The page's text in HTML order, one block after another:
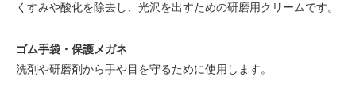
くすみや酸化を除去し、光沢を出すための研磨用クリームです。
ゴム手袋・保護メガネ
洗剤や研磨剤から手や目を守るために使用します。